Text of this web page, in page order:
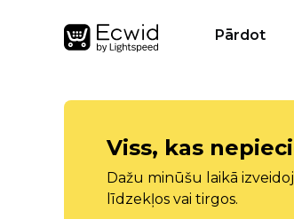
Pārdot
Viss, kas
Dažu minūšu laikā
līdzekļos vai tirgos.